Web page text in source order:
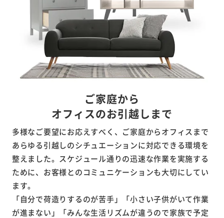
ご家庭から
オフィスのお引越しまで
多様なご要望にお応えすべく、ご家庭からオフィスまで
あらゆる引越しのシチュエーションに対応できる環境を
整えました。スケジュール通りの迅速な作業を実施する
ために、お客様とのコミュニケーションも大切にしてい
ます。
「自分で荷造りするのが苦手」「小さい子供がいて作業
が進まない」「みんな生活リズムが違うので家族で予定